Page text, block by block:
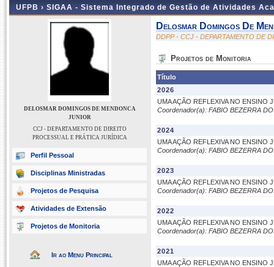
UFPB › SIGAA - Sistema Integrado de Gestão de Atividades
DELOSMAR DOMINGOS DE MENDONCA
JUNIOR
CCJ - DEPARTAMENTO DE DIREITO
PROCESSUAL E PRÁTICA JURÍDICA
Perfil Pessoal
Disciplinas Ministradas
Projetos de Pesquisa
Atividades de Extensão
Projetos de Monitoria
Ir ao Menu Principal
Delosmar Domingos De
DDPP - CCJ - DEPARTAMENTO DE
Projetos de Monitoria
Título
2026
UMA AÇÃO REFLEXIVA NO ENSINO
Coordenador(a): FABIO BEZERRA
2024
UMA AÇÃO REFLEXIVA NO ENSINO
Coordenador(a): FABIO BEZERRA
2023
UMA AÇÃO REFLEXIVA NO ENSINO
Coordenador(a): FABIO BEZERRA
2022
UMA AÇÃO REFLEXIVA NO ENSINO
Coordenador(a): FABIO BEZERRA
2021
UMA AÇÃO REFLEXIVA NO ENSINO